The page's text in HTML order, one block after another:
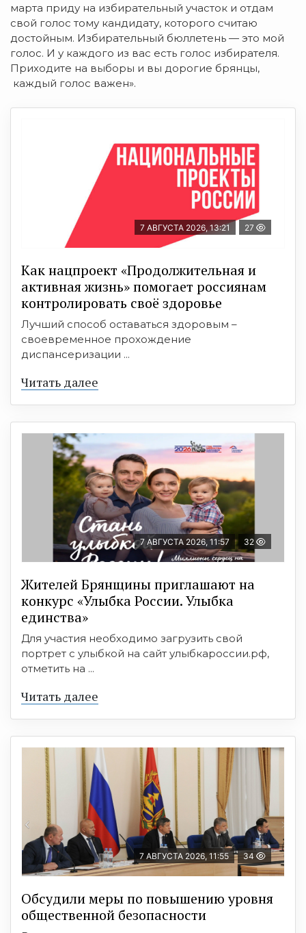
марта приду на избирательный участок и отдам
свой голос тому кандидату, которого считаю
достойным. Избирательный бюллетень — это мой
голос. И у каждого из вас есть голос избирателя.
Приходите на выборы и вы дорогие брянцы,
каждый голос важен».
7 АВГУСТА 2026, 13:21 27
Как нацпроект «Продолжительная и
активная жизнь» помогает россиянам
контролировать своё здоровье
Лучший способ оставаться здоровым –
своевременное прохождение
диспансеризации ...
Читать далее
7 АВГУСТА 2026, 11:57 32
Жителей Брянщины приглашают на
конкурс «Улыбка России. Улыбка
единства»
Для участия необходимо загрузить свой
портрет с улыбкой на сайт улыбкароссии.рф,
отметить на ...
Читать далее
7 АВГУСТА 2026, 11:55 34
Обсудили меры по повышению уровня
общественной безопасности